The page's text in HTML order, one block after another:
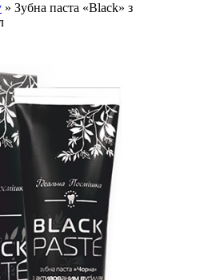
» Зубна паста «Black» з